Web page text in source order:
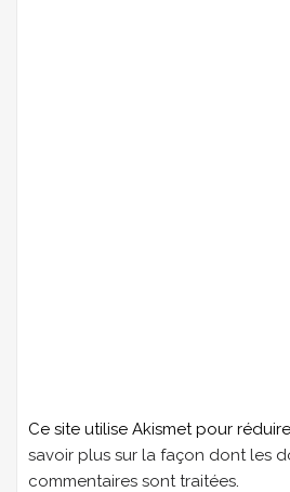
Ce site utilise Akismet pour
savoir plus sur la façon dont les
commentaires sont traitées.